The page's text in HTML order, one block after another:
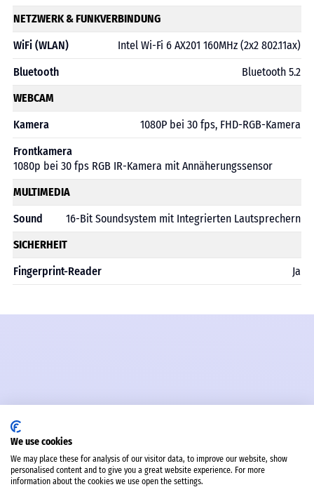
NETZWERK & FUNKVERBINDUNG
WiFi (WLAN)
Intel Wi-Fi 6 AX201 160MHz (2x2 802.11ax)
Bluetooth
Bluetooth 5.2
WEBCAM
Kamera
1080P bei 30 fps, FHD-RGB-Kamera
Frontkamera
1080p bei 30 fps RGB IR-Kamera mit Annäherungssensor
MULTIMEDIA
Sound
16-Bit Soundsystem mit Integrierten Lautsprechern
SICHERHEIT
Fingerprint-Reader
Ja
We use cookies
We may place these for analysis of our visitor data, to improve our website, show
personalised content and to give you a great website experience. For more
information about the cookies we use open the settings.